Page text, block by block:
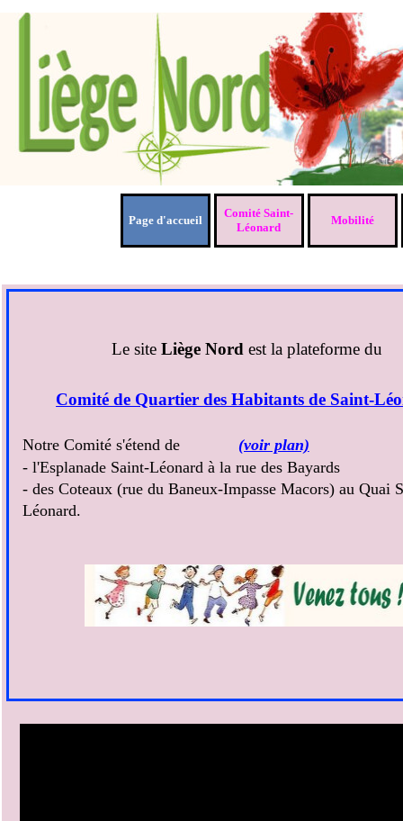
Page d'accueil
Comité Saint-
Léonard
▼
Mobilité
Le site Liège Nordest la plateforme du
Comité de Quartier des Habitants de Saint-
Notre Comité s'étend de (voir plan)
- l'Esplanade Saint-Léonard à la rue des Bayards
- des Coteaux (rue du Baneux-Impasse Macors) au Quai
Léonard.